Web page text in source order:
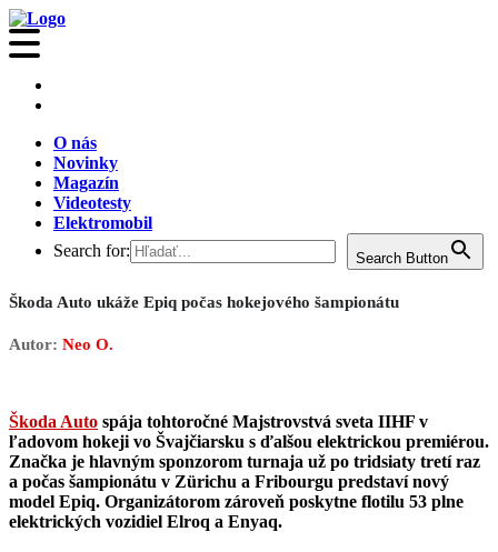
O nás
Novinky
Magazín
Videotesty
Elektromobil
Search for:
Search Button
Škoda Auto ukáže Epiq počas hokejového šampionátu
Autor: Neo O.
Škoda Auto spája tohtoročné Majstrovstvá sveta IIHF v
ľadovom hokeji vo Švajčiarsku s ďalšou elektrickou premiérou.
Značka je hlavným sponzorom turnaja už po tridsiaty tretí raz
a počas šampionátu v Zürichu a Fribourgu predstaví nový
model Epiq. Organizátorom zároveň poskytne flotilu 53 plne
elektrických vozidiel Elroq a Enyaq.